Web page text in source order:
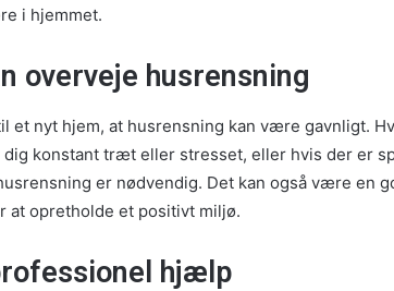
i hjemmet.
overveje husrensning
et nyt hjem, at husrensning kan være gavnligt.
konstant træt eller stresset, eller hvis der er
er nødvendig. Det kan også være en
opretholde et positivt miljø.
hjælp